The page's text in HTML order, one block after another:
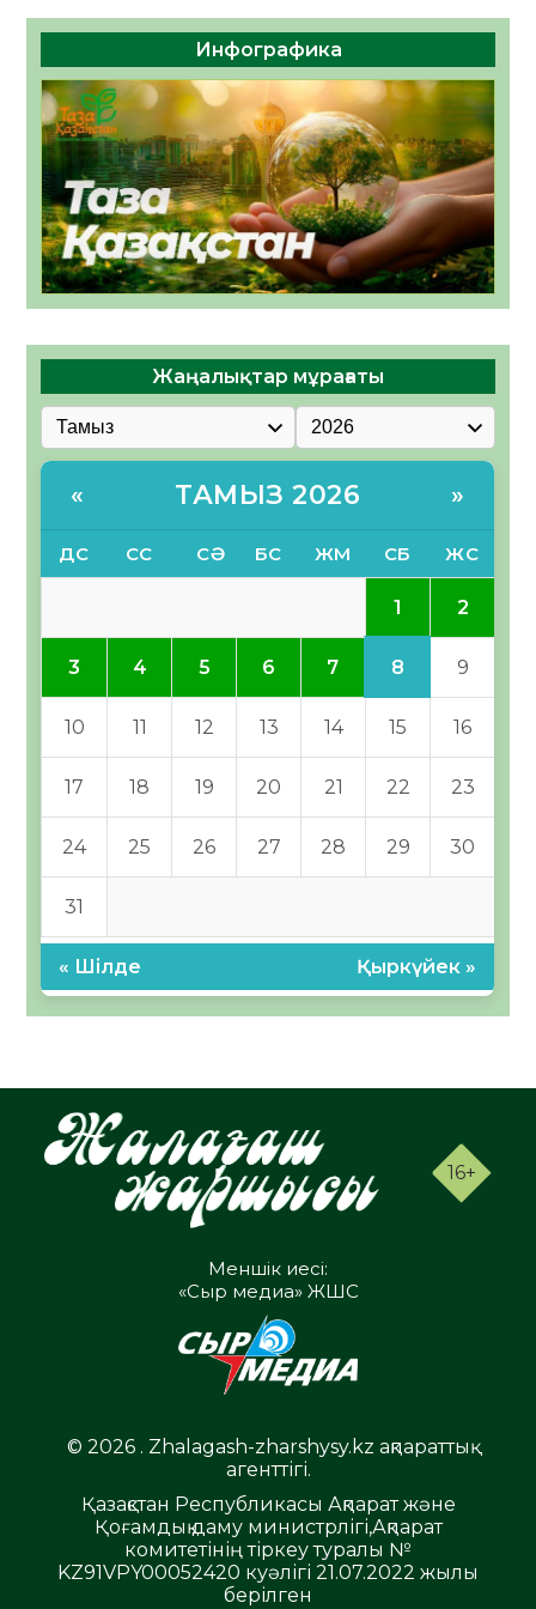
Инфографика
Жаңалықтар мұрағаты
« ТАМЫЗ 2026 »
ДС СС СӘ БС ЖМ СБ ЖС
1 2
3 4 5 6 7 8 9
10 11 12 13 14 15 16
17 18 19 20 21 22 23
24 25 26 27 28 29 30
31
« Шілде Қыркүйек »
16+
Меншік иесі:
«Сыр медиа» ЖШС
© 2026 . Zhalagash-zharshysy.kz ақпараттық
агенттігі.
Қазақстан Республикасы Ақпарат және
Қоғамдық даму министрлігі,Ақпарат
комитетінің тіркеу туралы №
KZ91VPY00052420 куәлігі 21.07.2022 жылы
берілген